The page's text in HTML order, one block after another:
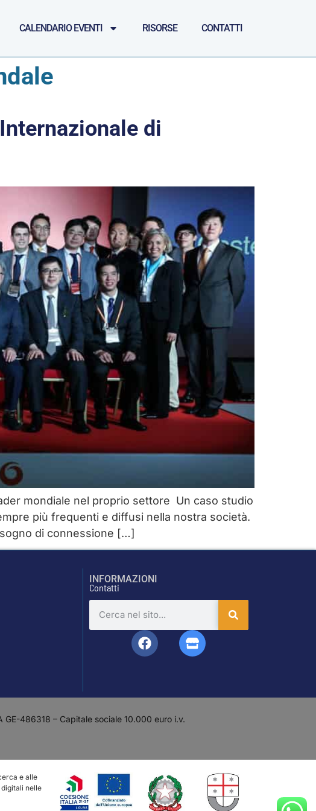
CALENDARIO EVENTI RISORSE CONTATTI
di
mondiale nel proprio settore Un caso studio
più frequenti e diffusi nella nostra società.
di connessione […]
INFORMAZIONI
Contatti
486318 – Capitale sociale 10.000 euro i.v.
e alle
nelle